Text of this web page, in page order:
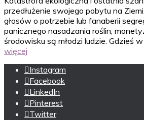
przedłużenie swojego pobytu na
głosów o potrzebie lub fanaberii
panicznego nasadzania roślin,
środowisku są młodzi ludzie. Gdzieś
więcej
Instagram
Facebook
LinkedIn
Pinterest
Twitter